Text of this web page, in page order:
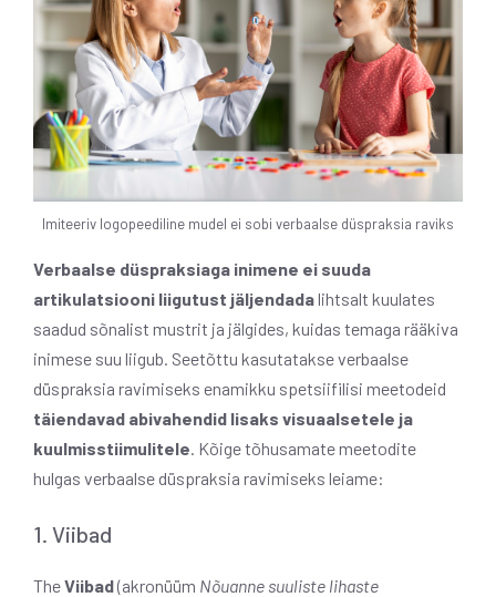
Imiteeriv logopeediline mudel ei sobi verbaalse düspraksia raviks
Verbaalse düspraksiaga inimene ei suuda
artikulatsiooni liigutust jäljendadalihtsalt kuulates
saadud sõnalist mustrit ja jälgides, kuidas temaga rääkiva
inimese suu liigub. Seetõttu kasutatakse verbaalse
düspraksia ravimiseks enamikku spetsiifilisi meetodeid
täiendavad abivahendid lisaks visuaalsetele ja
kuulmisstiimulitele. Kõige tõhusamate meetodite
hulgas verbaalse düspraksia ravimiseks leiame:
1. Viibad
TheViibad(akronüüm Nõuanne suuliste lihaste